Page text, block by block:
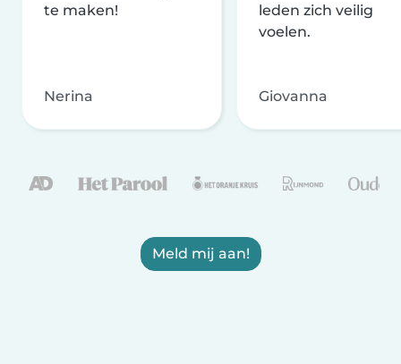
te maken!
Nerina
leden zich veilig
voelen.
Giovanna
Meld mij aan!